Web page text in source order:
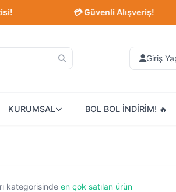
💳 Güvenli Alışveriş!
Giriş
KURUMSAL BOL BOL İNDİRİM! 🔥
kategorisinde en çok satılan ürün